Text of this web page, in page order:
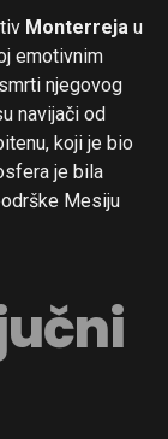
Monterreja u
emotivnim
njegovog
navijači od
koji je bio
je bila
Mesiju